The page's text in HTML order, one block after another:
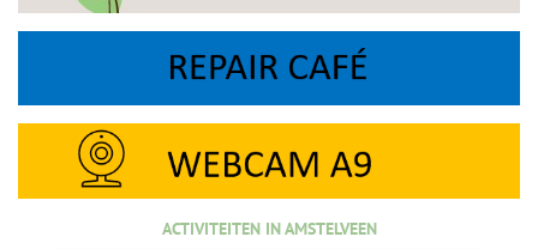
ACTIVITEITEN IN AMSTELVEEN